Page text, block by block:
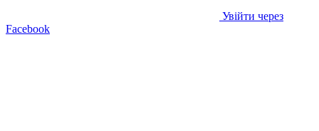
Увійти через
Facebook